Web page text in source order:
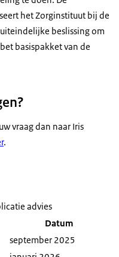
het Zorginstituut bij de
beslissing om
basispakket van de
vraag dan naar Iris
.
advies
Datum
september 2025